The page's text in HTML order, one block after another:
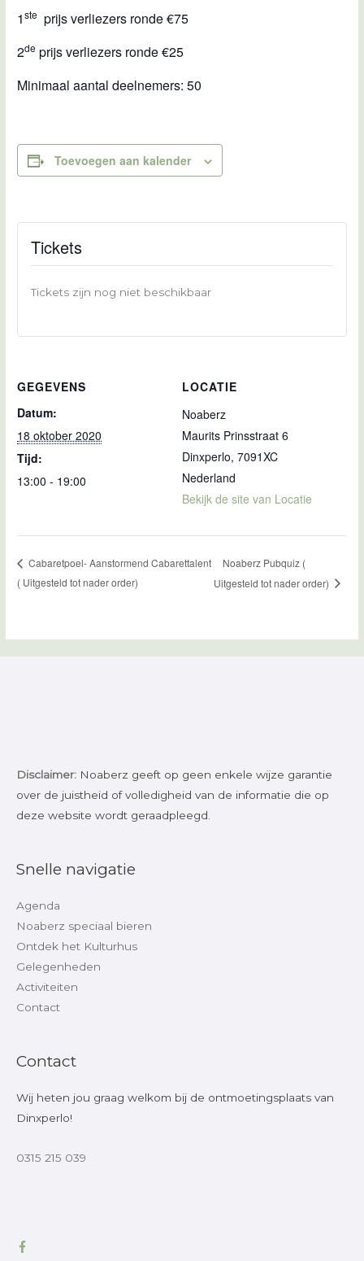
1ste prijs verliezers ronde €75
2de prijs verliezers ronde €25
Minimaal aantal deelnemers: 50
Toevoegen aan kalender
Tickets
Tickets zijn nog niet beschikbaar
GEGEVENS
Datum:
18 oktober 2020
Tijd:
13:00 - 19:00
LOCATIE
Noaberz
Maurits Prinsstraat 6
Dinxperlo, 7091XC
Nederland
Bekijk de site van Locatie
Cabaretpoel- Aanstormend Cabarettalent
( Uitgesteld tot nader order)
Noaberz Pubquiz (
Uitgesteld tot nader order)
Disclaimer: Noaberz geeft op geen enkele wijze garantie
over de juistheid of volledigheid van de informatie die op
deze website wordt geraadpleegd.
Snelle navigatie
Agenda
Noaberz speciaal bieren
Ontdek het Kulturhus
Gelegenheden
Activiteiten
Contact
Contact
Wij heten jou graag welkom bij de ontmoetingsplaats van
Dinxperlo!
0315 215 039